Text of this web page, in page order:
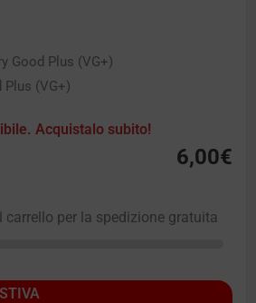
Good Plus (VG+)
Plus (VG+)
Acquistalo subito!
6,00€
carrello per la spedizione gratuita